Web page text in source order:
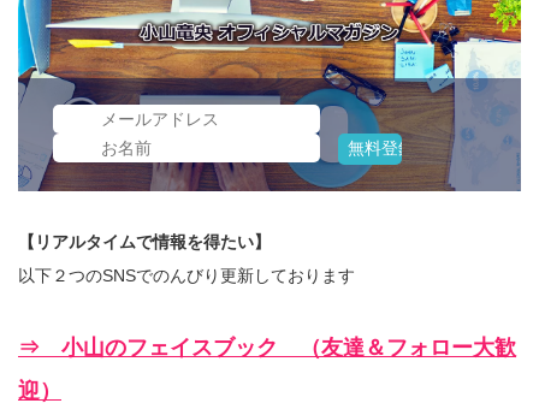
【リアルタイムで情報を得たい】
以下２つのSNSでのんびり更新しております
⇒ 小山のフェイスブック （友達＆フォロー大歓
迎）